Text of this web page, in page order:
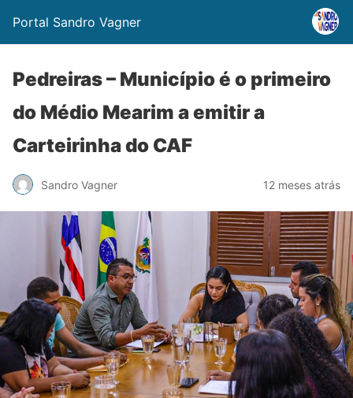
Portal Sandro Vagner
Pedreiras – Município é o primeiro
do Médio Mearim a emitir a
Carteirinha do CAF
Sandro Vagner 12 meses atrás